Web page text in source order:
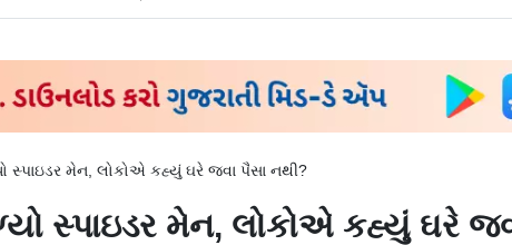
સ્પાઇડર મેન, લોકોએ કહ્યું ઘરે જવા પૈસા નથી?
સ્પાઇડર મેન, લોકોએ કહ્યું ઘરે